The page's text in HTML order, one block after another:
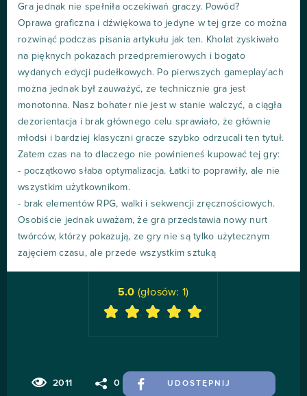
Gra jednak nie spełniła oczekiwań graczy. Powód?
Oprawa graficzna i dźwiękowa to jedyne w tej grze co można
rozwinąć podczas pisania artykułu jak ten. Kholat zyskiwało
na pięknych pokazach przedpremierowych i bogato
wydanych edycji pudełkowych. Po pierwszych gameplay'ach
można jednak był zauważyć, ze technicznie gra jest
monotonna. Nasz bohater nie jest w stanie walczyć, a ciągła
dezorientacja i brak głównego celu sprawiało, że głównie
młodsi i bardziej klasyczni gracze szybko odrzucali ten tytuł.
Zatem czas na to dlaczego nie powinieneś kupować tej gry:
- początkowo słaba optymalizacja. Łatki to poprawiły, ale nie
wszystkim użytkownikom.
- brak elementów RPG, walki i sekwencji zręcznościowych.
Osobiście jednak uważam, że gra przedstawia nowy nurt
twórców, którzy pokazują, ze gry nie są tylko użytecznym
zajęciem czasu, ale przede wszystkim sztuką
2011 0 UDOSTĘPNIJ
5.0 (głosów: 1)